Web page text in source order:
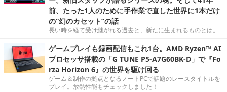
前、たった1人のために手作業で直した世界に1本だけ
の“幻のカセット”の話
長い時を経て受け継がれる過去と、新たに生まれるものとは。
ゲームプレイも録画配信もこれ1台。AMD Ryzen™ AI
プロセッサ搭載の「G TUNE P5-A7G60BK-D」で『Fo
rza Horizon 6』の世界を駆け回る
ゲーム＆制作の拠点となるノートPCで話題のレースタイトルを
プレイ。放熱性能もチェックしました！